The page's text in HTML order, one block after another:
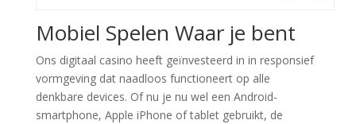
Mobiel Spelen Waar je bent
Ons digitaal casino heeft geïnvesteerd in in responsief
vormgeving dat naadloos functioneert op alle
denkbare devices. Of nu je nu wel een Android-
smartphone, Apple iPhone of tablet gebruikt, de